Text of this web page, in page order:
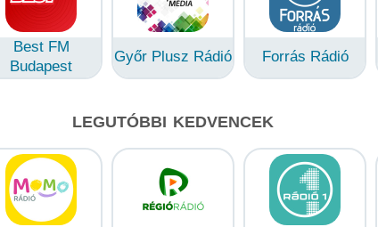
Best FM
Budapest
Győr Plusz Rádió Forrás Rádió
LEGUTÓBBI KEDVENCEK